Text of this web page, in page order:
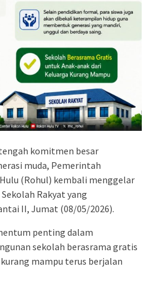
komitmen besar
muda, Pemerintah
(Rohul) kembali menggelar
Rakyat yang
II, Jumat (08/05/2026).
penting dalam
sekolah berasrama gratis
mampu terus berjalan